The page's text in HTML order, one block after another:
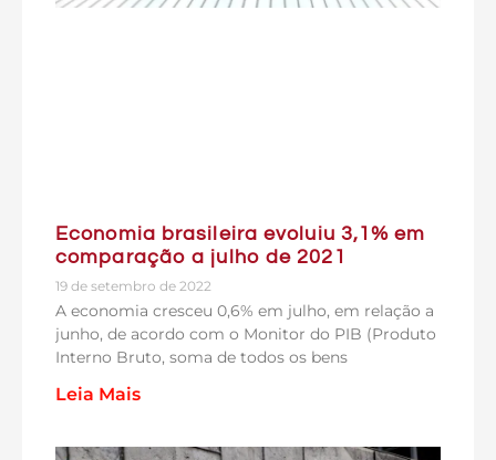
Economia brasileira evoluiu 3,1% em
comparação a julho de 2021
19 de setembro de 2022
A economia cresceu 0,6% em julho, em relação a
junho, de acordo com o Monitor do PIB (Produto
Interno Bruto, soma de todos os bens
Leia Mais